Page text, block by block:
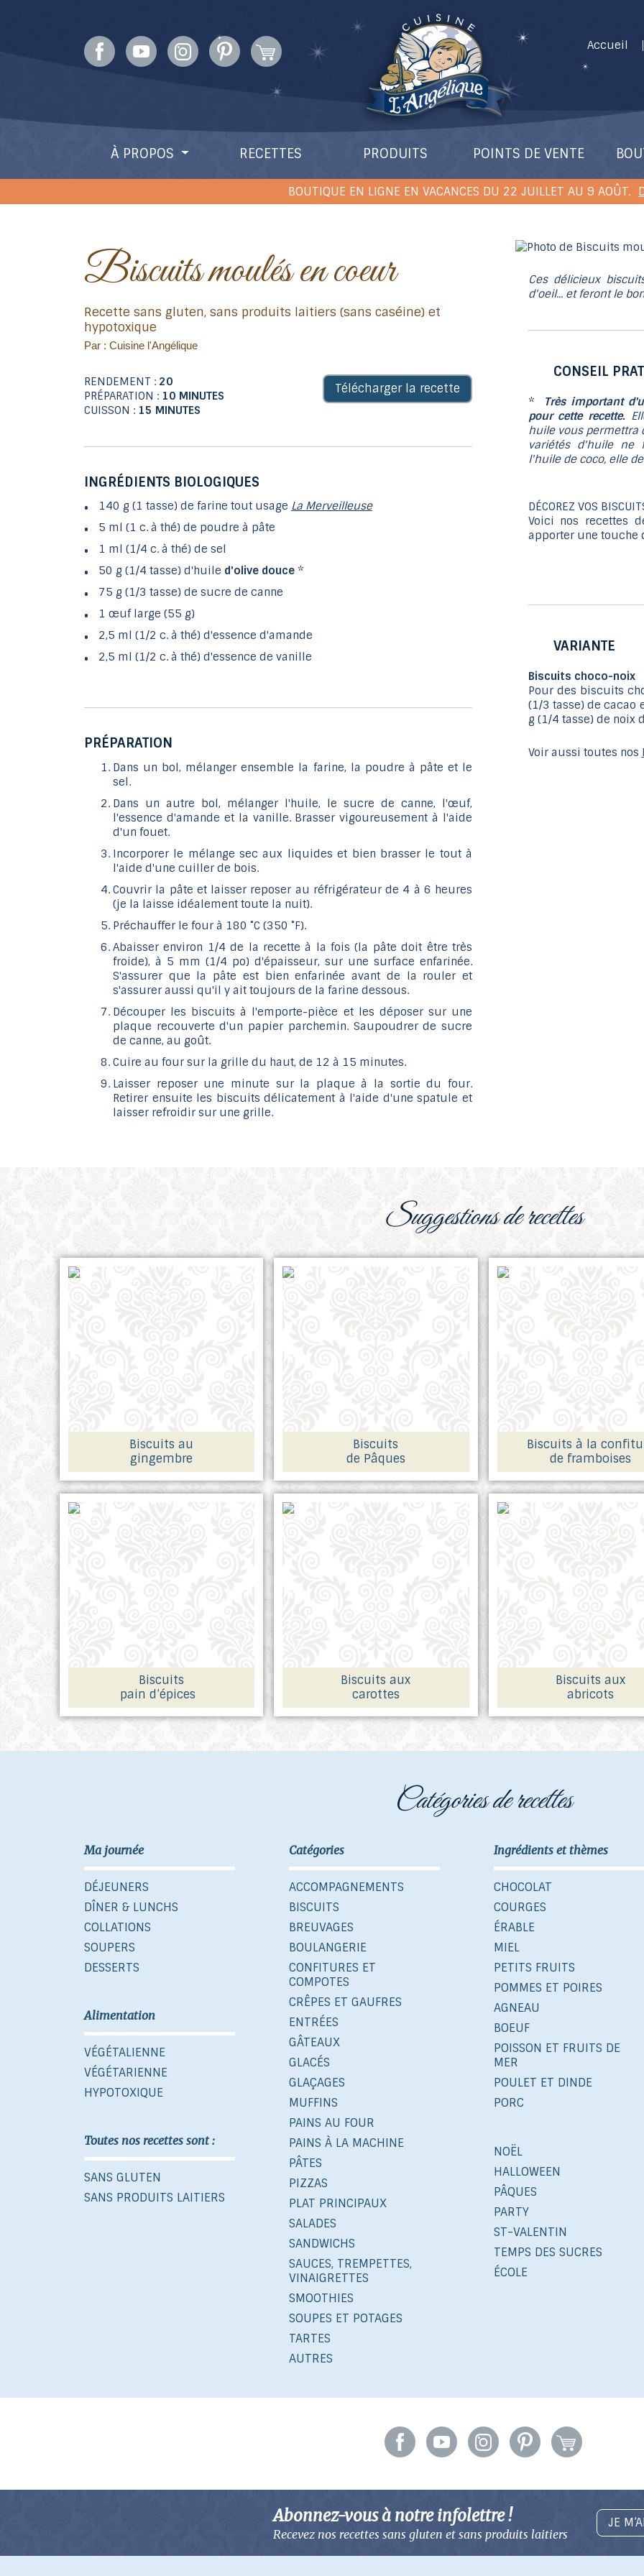
Accueil
À PROPOS RECETTES PRODUITS POINTS DE VENTE
BOUTIQUE EN LIGNE EN VACANCES DU 22 JUILLET AU 9 AOÛT.
Biscuits moulés en coeur
Recette sans gluten, sans produits laitiers (sans caséine) et
hypotoxique
Par : Cuisine l'Angélique
RENDEMENT : 20
PRÉPARATION : 10 MINUTES
CUISSON : 15 MINUTES
Télécharger la recette
INGRÉDIENTS BIOLOGIQUES
140 g (1 tasse) de farine tout usage La Merveilleuse
5 ml (1 c. à thé) de poudre à pâte
1 ml (1/4 c. à thé) de sel
50 g (1/4 tasse) d'huile d'olive douce *
75 g (1/3 tasse) de sucre de canne
1 œuf large (55 g)
2,5 ml (1/2 c. à thé) d'essence d'amande
2,5 ml (1/2 c. à thé) d'essence de vanille
PRÉPARATION
Dans un bol, mélanger ensemble la farine, la poudre à pâte et le
sel.
Dans un autre bol, mélanger l'huile, le sucre de canne, l'œuf,
l'essence d'amande et la vanille. Brasser vigoureusement à l'aide
d'un fouet.
Incorporer le mélange sec aux liquides et bien brasser le tout à
l'aide d'une cuiller de bois.
Couvrir la pâte et laisser reposer au réfrigérateur de 4 à 6 heures
(je la laisse idéalement toute la nuit).
Préchauffer le four à 180 ˚C (350 ˚F).
Abaisser environ 1/4 de la recette à la fois (la pâte doit être très
froide), à 5 mm (1/4 po) d'épaisseur, sur une surface enfarinée.
S'assurer que la pâte est bien enfarinée avant de la rouler et
s'assurer aussi qu'il y ait toujours de la farine dessous.
Découper les biscuits à l'emporte-pièce et les déposer sur une
plaque recouverte d'un papier parchemin. Saupoudrer de sucre
de canne, au goût.
Cuire au four sur la grille du haut, de 12 à 15 minutes.
Laisser reposer une minute sur la plaque à la sortie du four.
Retirer ensuite les biscuits délicatement à l'aide d'une spatule et
laisser refroidir sur une grille.
Ces délicieux
d'oeil... et feront le
CONSEIL
* Très important
pour cette recette.
huile vous permettra
variétés d'huile ne
l'huile de coco, elle
DÉCOREZ VOS
Voici nos recettes
apporter une touche
VARIANTE
Biscuits choco-noix
Pour des biscuits
(1/3 tasse) de cacao
g (1/4 tasse) de noix
Voir aussi toutes nos
suggestions de recettes
Biscuits au
gingembre
Biscuits
de Pâques
Biscuits à la
de framboises
Biscuits
pain d’épices
Biscuits aux
carottes
Biscuits aux
abricots
catégories de recettes
Ma journée
DÉJEUNERS
DÎNER & LUNCHS
COLLATIONS
SOUPERS
DESSERTS
Alimentation
VÉGÉTALIENNE
VÉGÉTARIENNE
HYPOTOXIQUE
Toutes nos recettes sont :
SANS GLUTEN
SANS PRODUITS LAITIERS
Catégories
ACCOMPAGNEMENTS
BISCUITS
BREUVAGES
BOULANGERIE
CONFITURES ET
COMPOTES
CRÊPES ET GAUFRES
ENTRÉES
GÂTEAUX
GLACÉS
GLAÇAGES
MUFFINS
PAINS AU FOUR
PAINS À LA MACHINE
PÂTES
PIZZAS
PLAT PRINCIPAUX
SALADES
SANDWICHS
SAUCES, TREMPETTES,
VINAIGRETTES
SMOOTHIES
SOUPES ET POTAGES
TARTES
AUTRES
Ingrédients et thèmes
CHOCOLAT
COURGES
ÉRABLE
MIEL
PETITS FRUITS
POMMES ET POIRES
AGNEAU
BOEUF
POISSON ET FRUITS DE
MER
POULET ET DINDE
PORC
NOËL
HALLOWEEN
PÂQUES
PARTY
ST-VALENTIN
TEMPS DES SUCRES
ÉCOLE
Abonnez-vous à notre infolettre !
Recevez nos recettes sans gluten et sans produits laitiers
JE